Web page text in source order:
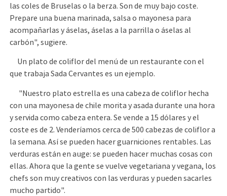
las coles de Bruselas o la berza. Son de muy bajo coste.
Prepare una buena marinada, salsa o mayonesa para
acompañarlas y áselas, áselas a la parrilla o áselas al
carbón", sugiere.
Un plato de coliflor del menú de un restaurante con el
que trabaja Sada Cervantes es un ejemplo.
"Nuestro plato estrella es una cabeza de coliflor hecha
con una mayonesa de chile morita y asada durante una hora
y servida como cabeza entera. Se vende a 15 dólares y el
coste es de 2. Venderíamos cerca de 500 cabezas de coliflor a
la semana. Así se pueden hacer guarniciones rentables. Las
verduras están en auge: se pueden hacer muchas cosas con
ellas. Ahora que la gente se vuelve vegetariana y vegana, los
chefs son muy creativos con las verduras y pueden sacarles
mucho partido".